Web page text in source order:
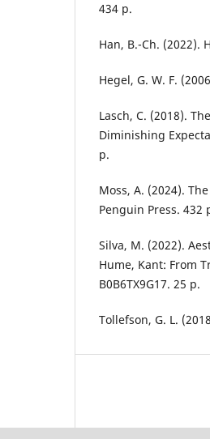
434 р.
Han, B.-Ch. (2022).
Hegel, G. W. F.
Lasch, C. (2018).
Diminishing
р.
Moss, A. (2024).
Penguin Press. 432
Silva, M. (2022).
Hume, Kant: From
B0B6TX9G17. 25 р.
Tollefson, G. L.